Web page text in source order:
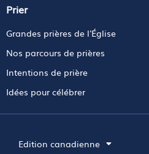
Prier
Grandes prières de l'Église
Nos parcours de prières
Intentions de prière
Idées pour célébrer
Edition canadienne